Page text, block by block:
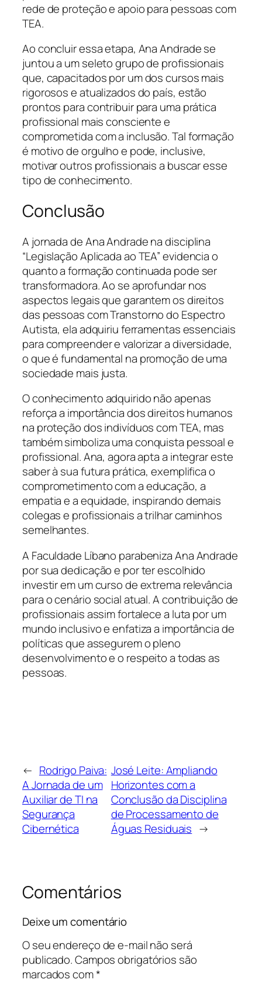
rede de proteção e apoio para pessoas com
TEA.
Ao concluir essa etapa, Ana Andrade se
juntou a um seleto grupo de profissionais
que, capacitados por um dos cursos mais
rigorosos e atualizados do país, estão
prontos para contribuir para uma prática
profissional mais consciente e
comprometida com a inclusão. Tal formação
é motivo de orgulho e pode, inclusive,
motivar outros profissionais a buscar esse
tipo de conhecimento.
Conclusão
A jornada de Ana Andrade na disciplina
“Legislação Aplicada ao TEA” evidencia o
quanto a formação continuada pode ser
transformadora. Ao se aprofundar nos
aspectos legais que garantem os direitos
das pessoas com Transtorno do Espectro
Autista, ela adquiriu ferramentas essenciais
para compreender e valorizar a diversidade,
o que é fundamental na promoção de uma
sociedade mais justa.
O conhecimento adquirido não apenas
reforça a importância dos direitos humanos
na proteção dos indivíduos com TEA, mas
também simboliza uma conquista pessoal e
profissional. Ana, agora apta a integrar este
saber à sua futura prática, exemplifica o
comprometimento com a educação, a
empatia e a equidade, inspirando demais
colegas e profissionais a trilhar caminhos
semelhantes.
A Faculdade Líbano parabeniza Ana Andrade
por sua dedicação e por ter escolhido
investir em um curso de extrema relevância
para o cenário social atual. A contribuição de
profissionais assim fortalece a luta por um
mundo inclusivo e enfatiza a importância de
políticas que assegurem o pleno
desenvolvimento e o respeito a todas as
pessoas.
← Rodrigo Paiva:
A Jornada de um
Auxiliar de TI na
Segurança
Cibernética
José Leite: Ampliando
Horizontes com a
Conclusão da Disciplina
de Processamento de
Águas Residuais →
Comentários
Deixe um comentário
O seu endereço de e-mail não será
publicado.Campos obrigatórios são
marcados com*